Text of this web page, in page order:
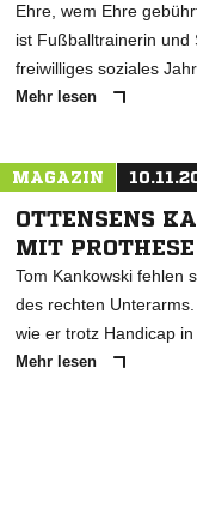
Ehre, wem Ehre
ist Fußballtrainerin und
freiwilliges soziales
Mehr lesen
MAGAZIN
OTTENSENS
MIT PROTHESE
Tom Kankowski fehlen
des rechten Unterarms.
wie er trotz Handicap
Mehr lesen